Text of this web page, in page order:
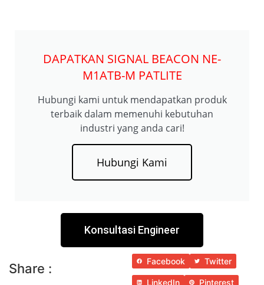
DAPATKAN SIGNAL BEACON NE-
M1ATB-M PATLITE
Hubungi kami untuk mendapatkan produk
terbaik dalam memenuhi kebutuhan
industri yang anda cari!
Hubungi Kami
Konsultasi Engineer
Share : Facebook Twitter
LinkedIn Pinterest